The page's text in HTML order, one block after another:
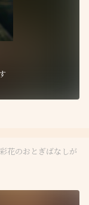
花のおとぎばなしが